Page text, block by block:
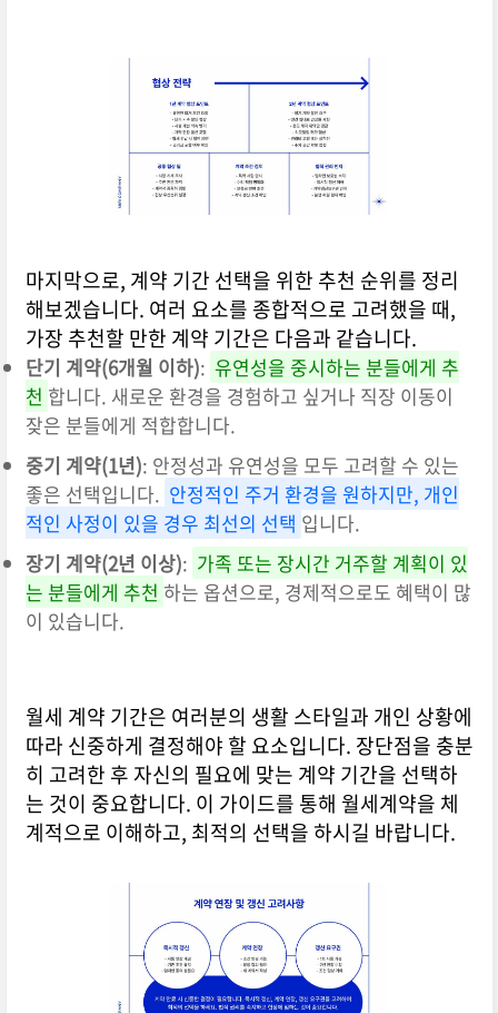
마지막으로, 계약 기간 선택을 위한 추천 순위를 정리
해보겠습니다. 여러 요소를 종합적으로 고려했을 때,
가장 추천할 만한 계약 기간은 다음과 같습니다.
단기 계약(6개월 이하): 유연성을 중시하는 분들에게 추
천 합니다. 새로운 환경을 경험하고 싶거나 직장 이동이
잦은 분들에게 적합합니다.
중기 계약(1년): 안정성과 유연성을 모두 고려할 수 있는
좋은 선택입니다. 안정적인 주거 환경을 원하지만, 개인
적인 사정이 있을 경우 최선의 선택 입니다.
장기 계약(2년 이상): 가족 또는 장시간 거주할 계획이 있
는 분들에게 추천 하는 옵션으로, 경제적으로도 혜택이 많
이 있습니다.
월세 계약 기간은 여러분의 생활 스타일과 개인 상황에
따라 신중하게 결정해야 할 요소입니다. 장단점을 충분
히 고려한 후 자신의 필요에 맞는 계약 기간을 선택하
는 것이 중요합니다. 이 가이드를 통해 월세계약을 체
계적으로 이해하고, 최적의 선택을 하시길 바랍니다.